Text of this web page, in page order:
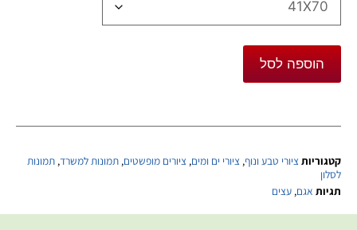
הוספה לסל
קטגוריותציורי טבע ונוף, ציורי ים ומים, ציורים מופשטים, תמונות למשרד, תמונות
לסלון
תגיות אגם, עצים